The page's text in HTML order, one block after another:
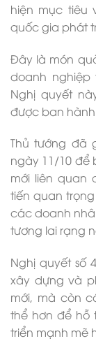
hiện mục tiêu
quốc gia phát
Đây là món
doanh nghiệp
Nghị quyết
được ban
Thủ tướng đã
ngày 11/10 để
mới liên quan
tiến quan
các doanh
tương lai rạng
Nghị quyết số
xây dựng và
mới, mà còn
thể hơn để hỗ
triển mạnh mẽ